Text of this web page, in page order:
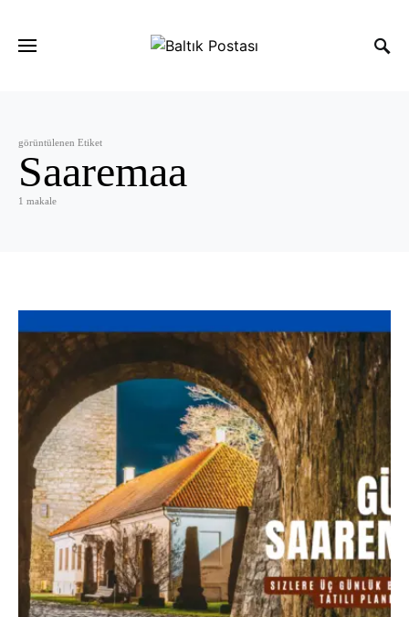
görüntülenen Etiket
Saaremaa
1 makale